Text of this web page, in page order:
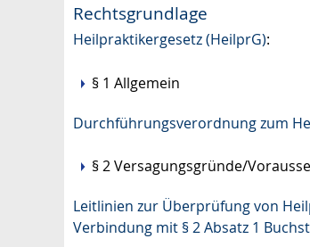
Rechtsgrundlage
Heilpraktikergesetz (HeilprG):
§ 1 Allgemein
Durchführungsverordnung zum
§ 2 Versagungsgründe/
Leitlinien zur Überprüfung von
Verbindung mit § 2 Absatz 1